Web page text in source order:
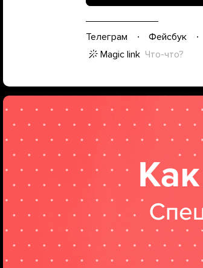
Телеграм Фейсбук
Magic link Что-что?